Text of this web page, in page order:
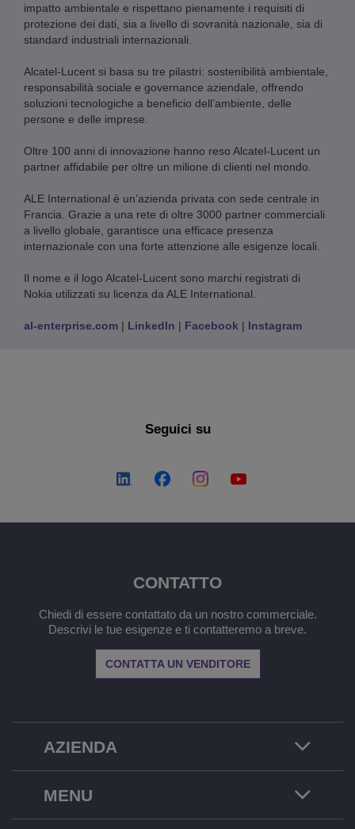
impatto ambientale e rispettano pienamente i requisiti di
protezione dei dati, sia a livello di sovranità nazionale, sia di
standard industriali internazionali.
Alcatel-Lucent si basa su tre pilastri: sostenibilità ambientale,
responsabilità sociale e governance aziendale, offrendo
soluzioni tecnologiche a beneficio dell’ambiente, delle
persone e delle imprese.
Oltre 100 anni di innovazione hanno reso Alcatel-Lucent un
partner affidabile per oltre un milione di clienti nel mondo.
ALE International è un’azienda privata con sede centrale in
Francia. Grazie a una rete di oltre 3000 partner commerciali
a livello globale, garantisce una efficace presenza
internazionale con una forte attenzione alle esigenze locali.
Il nome e il logo Alcatel-Lucent sono marchi registrati di
Nokia utilizzati su licenza da ALE International.
al-enterprise.com | LinkedIn | Facebook | Instagram
Seguici su
AZIENDA
CONTATTO
Chiedi di essere contattato da un nostro commerciale.
Descrivi le tue esigenze e ti contatteremo a breve.
CONTATTA UN VENDITORE
MENU